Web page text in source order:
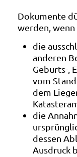
Dokumente
werden, wenn
die
anderen
Geburts-,
vom
dem
die
dessen
Ausdruck